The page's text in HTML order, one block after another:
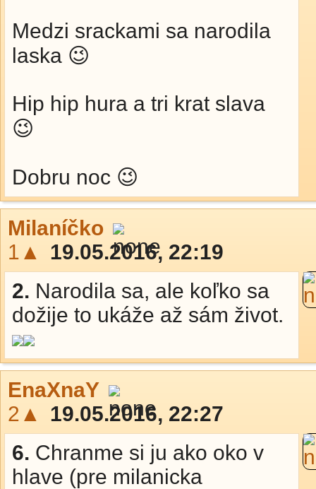
Medzi srackami sa narodila
laska 😉
Hip hip hura a tri krat slava
😉
Dobru noc 😉
Milaníčko
1▲
19.05.2016, 22:19
2. Narodila sa, ale koľko sa
dožije to ukáže až sám život.
EnaXnaY
2▲
19.05.2016, 22:27
6. Chranme si ju ako oko v
hlave (pre milanicka